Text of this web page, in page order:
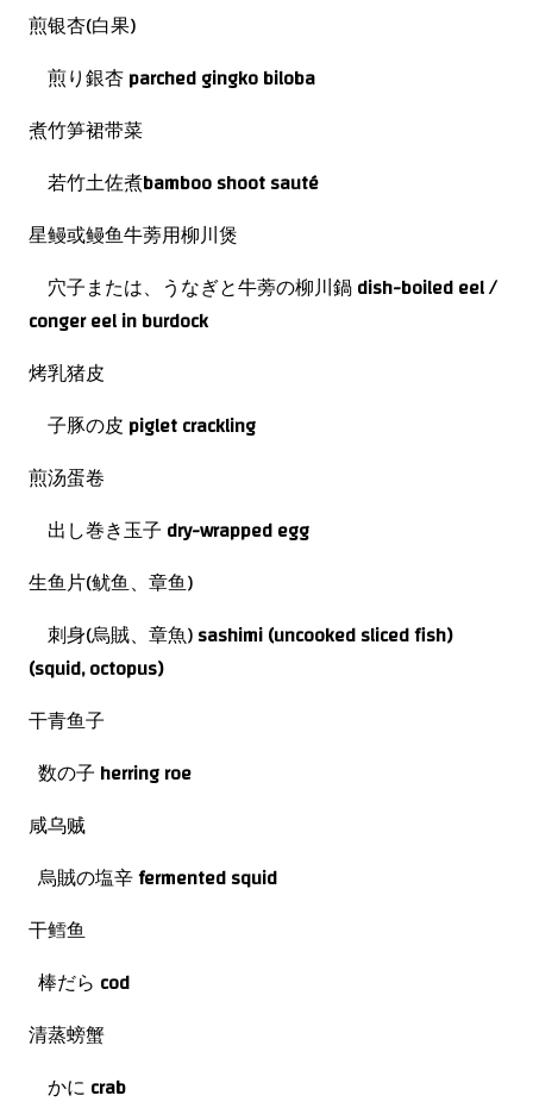
煎银杏(白果)
煎り銀杏parched gingko biloba
煮竹笋裙带菜
若竹土佐煮bamboo shoot sauté
星鳗或鳗鱼牛蒡用柳川煲
穴子または、うなぎと牛蒡の柳川鍋dish-boiled eel /
conger eel in burdock
烤乳猪皮
子豚の皮 piglet crackling
煎汤蛋卷
出し巻き玉子 dry-wrappedegg
生鱼片(鱿鱼、章鱼)
刺身(烏賊、章魚)sashimi (uncooked sliced fish)
(squid, octopus)
干青鱼子
数の子 herring roe
咸乌贼
烏賊の塩辛fermented squid
干鳕鱼
棒だら cod
清蒸螃蟹
かに crab